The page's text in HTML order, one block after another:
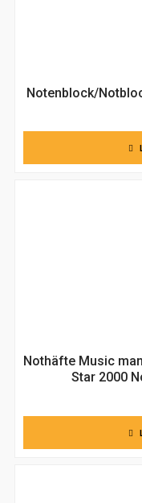
Notenblock/
Nothäfte Music
Star 2000